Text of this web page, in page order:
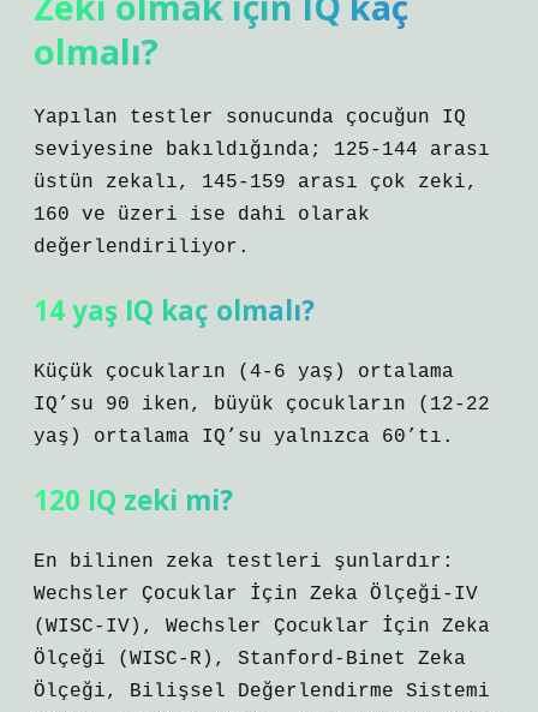
olmalı?
Yapılan testler sonucunda çocuğun IQ
seviyesine bakıldığında; 125-144 arası
üstün zekalı, 145-159 arası çok zeki,
160 ve üzeri ise dahi olarak
değerlendiriliyor.
14 yaş IQ kaç olmalı?
Küçük çocukların (4-6 yaş) ortalama
IQ’su 90 iken, büyük çocukların (12-22
yaş) ortalama IQ’su yalnızca 60’tı.
120 IQ zeki mi?
En bilinen zeka testleri şunlardır:
Wechsler Çocuklar İçin Zeka Ölçeği-IV
(WISC-IV), Wechsler Çocuklar İçin Zeka
Ölçeği (WISC-R), Stanford-Binet Zeka
Ölçeği, Bilişsel Değerlendirme Sistemi